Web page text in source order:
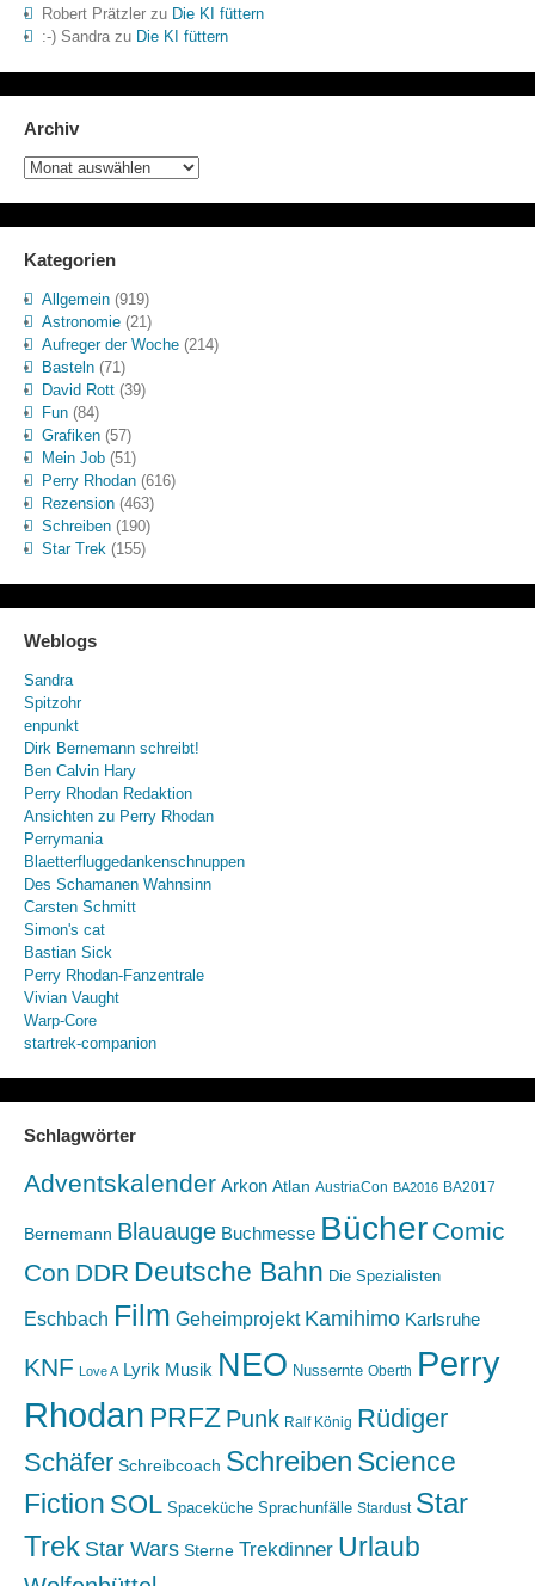
Robert Prätzlerzu Die KI füttern
:-) Sandrazu Die KI füttern
Archiv
Archiv
Kategorien
Allgemein(919)
Astronomie(21)
Aufreger der Woche(214)
Basteln(71)
David Rott(39)
Fun(84)
Grafiken(57)
Mein Job(51)
Perry Rhodan(616)
Rezension(463)
Schreiben(190)
Star Trek(155)
Weblogs
Sandra
Spitzohr
enpunkt
Dirk Bernemann schreibt!
Ben Calvin Hary
Perry Rhodan Redaktion
Ansichten zu Perry Rhodan
Perrymania
Blaetterfluggedankenschnuppen
Des Schamanen Wahnsinn
Carsten Schmitt
Simon's cat
Bastian Sick
Perry Rhodan-Fanzentrale
Vivian Vaught
Warp-Core
startrek-companion
Schlagwörter
Adventskalender Arkon Atlan AustriaCon BA2016 BA2017
Bernemann Blauauge Buchmesse Bücher Comic
Con DDR Deutsche Bahn Die Spezialisten
Eschbach Film Geheimprojekt Kamihimo Karlsruhe
KNF Love A Lyrik Musik NEO Nussernte Oberth Perry
Rhodan PRFZ Punk Ralf König Rüdiger
Schäfer Schreibcoach Schreiben Science
Fiction SOL Spaceküche Sprachunfälle Stardust Star
Trek Star Wars Sterne Trekdinner Urlaub